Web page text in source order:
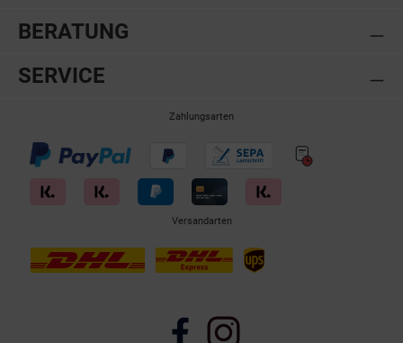
BERATUNG
SERVICE
Zahlungsarten
Versandarten
Facebook Instagram